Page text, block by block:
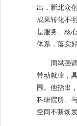
出，新北众
成果转化不
是服务、核
体系，落实
周斌强
带动就业，
围。他指出
科研院所、
空间不断焕